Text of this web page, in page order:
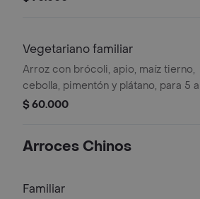
Vegetariano familiar
Arroz con brócoli, apio, maíz tierno,
cebolla, pimentón y plátano, para 5
personas.
$ 60.000
Arroces Chinos
Familiar